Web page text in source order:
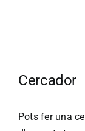
Cercador
Pots fer una